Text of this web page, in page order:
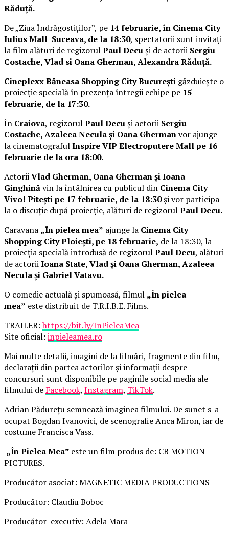
Răduță.
De „Ziua Îndrăgostiților”, pe 14 februarie, în Cinema City
Iulius Mall Suceava, de la 18:30, spectatorii sunt invitați
la film alături de regizorulPaul Decuși de actorii Sergiu
Costache, Vlad si Oana Gherman, Alexandra Răduță.
Cineplexx Băneasa Shopping City București găzduiește o
proiecție specială în prezența întregii echipe pe 15
februarie, de la 17:30.
În Craiova, regizorulPaul Decuși actorii Sergiu
Costache, Azaleea Necula și Oana Ghermanvor ajunge
la cinematografulInspire VIP Electroputere Mall pe 16
februarie de la ora 18:00.
ActoriiVlad Gherman, Oana Gherman și Ioana
Ginghinăvin la întâlnirea cu publicul din Cinema City
Vivo! Pitești pe 17 februarie, de la 18:30și vor participa
la o discuție după proiecție, alături de regizorulPaul Decu.
Caravana „În pielea mea” ajunge la Cinema City
Shopping City Ploiești, pe 18 februarie, de la 18:30, la
proiecția specială introdusă de regizorulPaul Decu, alături
de actoriiIoana State, Vlad și Oana Gherman, Azaleea
Necula și Gabriel Vatavu.
O comedie actuală și spumoasă, filmul „În pielea
mea” este distribuit de T.R.I.B.E. Films.
TRAILER:https://bit.ly/InPieleaMea
Site oficial: inpieleamea.ro
Mai multe detalii, imagini de la filmări, fragmente din film,
declarații din partea actorilor și informații despre
concursuri sunt disponibile pe paginile social media ale
filmului de Facebook, Instagram, TikTok.
Adrian Pădurețu semnează imaginea filmului. De sunet s-a
ocupat Bogdan Ivanovici, de scenografie Anca Miron, iar de
costume Francisca Vass.
„În Pielea Mea” este un film produs de: CB MOTION
PICTURES.
Producător asociat: MAGNETIC MEDIA PRODUCTIONS
Producător: Claudiu Boboc
Producător executiv: Adela Mara